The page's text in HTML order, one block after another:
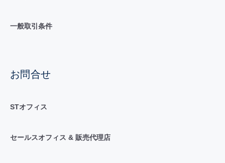
一般取引条件
お問合せ
STオフィス
セールスオフィス & 販売代理店